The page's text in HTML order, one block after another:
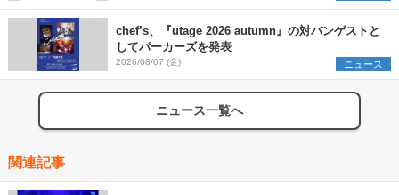
chef’s、『utage 2026 autumn』の対バンゲストと
してパーカーズを発表
2026/08/07 (金) ニュース
ニュース一覧へ
関連記事